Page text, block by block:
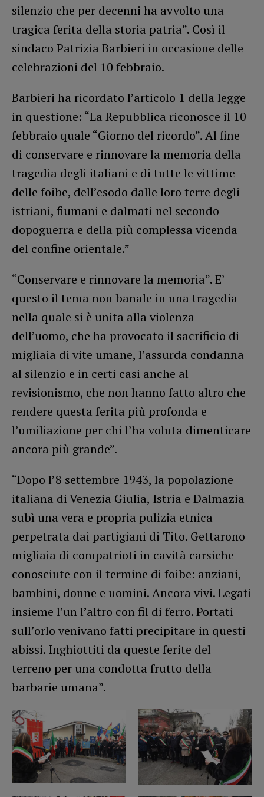
silenzio che per decenni ha avvolto una
tragica ferita della storia patria”. Così il
sindaco Patrizia Barbieri in occasione delle
celebrazioni del 10 febbraio.
Barbieri ha ricordato l’articolo 1 della legge
in questione: “La Repubblica riconosce il 10
febbraio quale “Giorno del ricordo”. Al fine
di conservare e rinnovare la memoria della
tragedia degli italiani e di tutte le vittime
delle foibe, dell’esodo dalle loro terre degli
istriani, fiumani e dalmati nel secondo
dopoguerra e della più complessa vicenda
del confine orientale.”
“Conservare e rinnovare la memoria”. E’
questo il tema non banale in una tragedia
nella quale si è unita alla violenza
dell’uomo, che ha provocato il sacrificio di
migliaia di vite umane, l’assurda condanna
al silenzio e in certi casi anche al
revisionismo, che non hanno fatto altro che
rendere questa ferita più profonda e
l’umiliazione per chi l’ha voluta dimenticare
ancora più grande”.
“Dopo l’8 settembre 1943, la popolazione
italiana di Venezia Giulia, Istria e Dalmazia
subì una vera e propria pulizia etnica
perpetrata dai partigiani di Tito. Gettarono
migliaia di compatrioti in cavità carsiche
conosciute con il termine di foibe: anziani,
bambini, donne e uomini. Ancora vivi. Legati
insieme l’un l’altro con fil di ferro. Portati
sull’orlo venivano fatti precipitare in questi
abissi. Inghiottiti da queste ferite del
terreno per una condotta frutto della
barbarie umana”.